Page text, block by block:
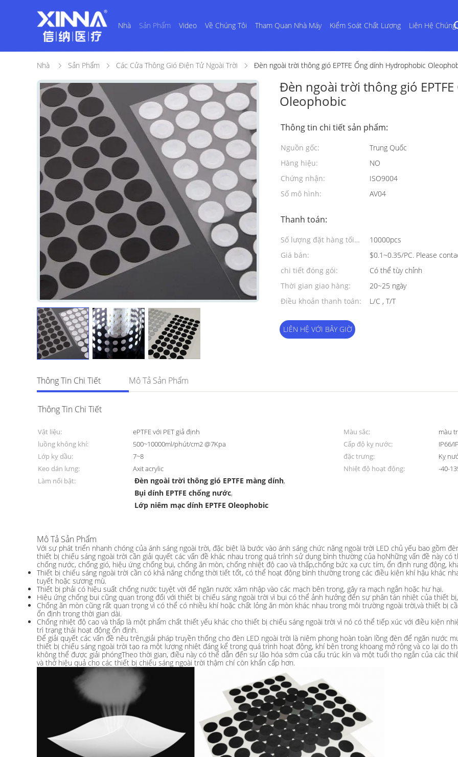
Nhà Sản Phẩm Video Về Chúng Tôi Tham Quan Nhà Máy Kiểm Soát Chất Lượng Liên Hệ Chúng
Nhà Sản Phẩm Các Cửa Thông Gió Điện Tử Ngoài Trời Đèn ngoài trời thông gió EPTFE Ống dính Hydrophobic
Đèn ngoài trời thông gió
Oleophobic
Thông tin chi tiết sản phẩm:
Nguồn gốc:
Trung Quốc
Hàng hiệu:
NO
Chứng nhận:
ISO9004
Số mô hình:
AV04
Thanh toán:
Số lượng đặt hàng tối
thiểu:
10000pcs
Giá bán:
$0.1~0.35/PC. Please
chi tiết đóng gói:
Có thể tùy chỉnh
Thời gian giao hàng:
20~25 ngày
Điều khoản thanh toán:
L/C , T/T
LIÊN HỆ VỚI BÂY GIỜ
Thông Tin Chi Tiết Mô Tả Sản Phẩm
Thông Tin Chi Tiết
Vật liệu: ePTFE với PET giả định Màu sắc:
màu
luồng không khí:
500~10000ml/phút/cm2 @7Kpa Cấp độ kỵ nước:
IP66/
Lớp kỵ dầu:
7~8 đặc trưng:
Kỵ
Keo dán lưng:
Axit acrylic Nhiệt độ hoạt động:
-40-
Làm nổi bật:
Đèn ngoài trời thông gió EPTFE màng dính,
Bụi dính EPTFE chống nước,
Lớp niêm mạc dính EPTFE Oleophobic
Mô Tả Sản Phẩm
Với sự phát triển nhanh chóng của ánh sáng ngoài trời, đặc biệt là bước vào ánh sáng chức năng ngoài trời LED chủ yếu bao gồm
thiết bị chiếu sáng ngoài trời cần giải quyết các vấn đề khác nhau trong quá trình sử dụng bình thường của họNhững vấn đề này
chống nước, chống gió, hiệu ứng chống bụi, chống ăn mòn, chống nhiệt độ cao và thấp,chống bức xạ cực tím, ổn định rung động,
Thiết bị chiếu sáng ngoài trời cần có khả năng chống thời tiết tốt, có thể hoạt động bình thường trong các điều kiện khí hậu khác
tuyết hoặc sương mù.
Thiết bị phải có hiệu suất chống nước tuyệt vời để ngăn nước xâm nhập vào các mạch bên trong, gây ra mạch ngắn hoặc hư hại.
Hiệu ứng chống bụi cũng quan trọng đối với thiết bị chiếu sáng ngoài trời vì bụi có thể ảnh hưởng đến sự phân tán nhiệt của thiết
Chống ăn mòn cũng rất quan trọng vì có thể có nhiều khí hoặc chất lỏng ăn mòn khác nhau trong môi trường ngoài trời,và thiết bị
ổn định trong thời gian dài.
Chống nhiệt độ cao và thấp là một phẩm chất thiết yếu khác cho thiết bị chiếu sáng ngoài trời vì nó có thể tiếp xúc với điều kiện
trì trạng thái hoạt động ổn định.
Để giải quyết các vấn đề nêu trên,giải pháp truyền thống cho đèn LED ngoài trời là niêm phong hoàn toàn lồng đèn để ngăn nước
thiết bị chiếu sáng ngoài trời tạo ra một lượng nhiệt đáng kể trong quá trình hoạt động, khí bên trong khoang mở rộng và co lại do
không thể được giải phóngTheo thời gian, điều này có thể dẫn đến sự lão hóa sớm của cấu trúc kín và một tuổi thọ ngắn của các
và thở hiệu quả cho các thiết bị chiếu sáng ngoài trời thậm chí còn khẩn cấp hơn.